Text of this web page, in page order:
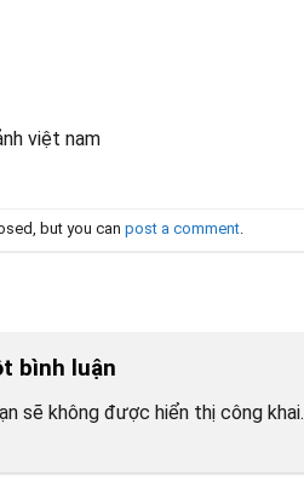
việt nam
but you can post a comment.
bình luận
sẽ không được hiển thị công khai.